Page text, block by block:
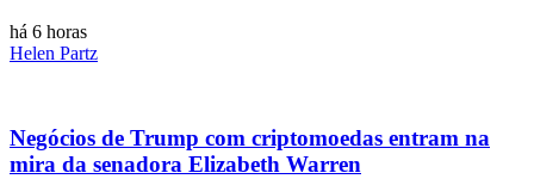
há 6 horas
Helen Partz
Negócios de Trump com criptomoedas entram na
mira da senadora Elizabeth Warren